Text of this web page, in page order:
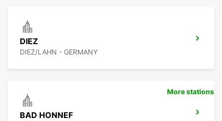
DIEZ
DIEZ/LAHN - GERMANY
BAD HONNEF
More stations